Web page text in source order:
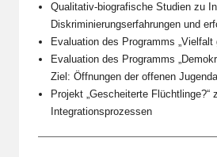
Qualitativ-biografische Studien zu
Diskriminierungserfahrungen und
Evaluation des Programms
Evaluation des Programms
Ziel: Öffnungen der offenen
Projekt „Gescheiterte
Integrationsprozessen